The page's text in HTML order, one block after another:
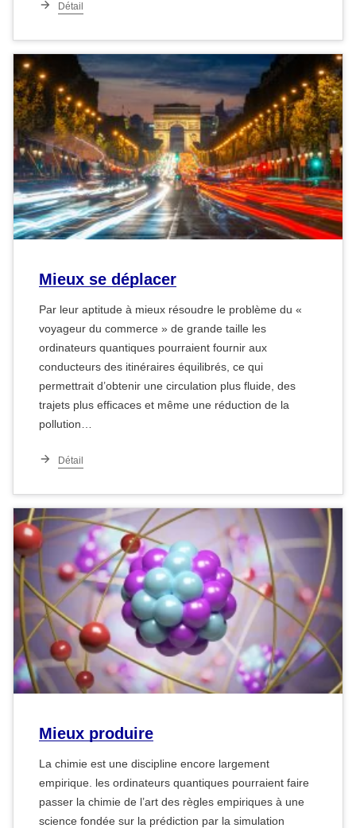
Détail
Mieux se déplacer
Par leur aptitude à mieux résoudre le problème du «
voyageur du commerce » de grande taille les
ordinateurs quantiques pourraient fournir aux
conducteurs des itinéraires équilibrés, ce qui
permettrait d’obtenir une circulation plus fluide, des
trajets plus efficaces et même une réduction de la
pollution…
Détail
Mieux produire
La chimie est une discipline encore largement
empirique. les ordinateurs quantiques pourraient faire
passer la chimie de l’art des règles empiriques à une
science fondée sur la prédiction par la simulation